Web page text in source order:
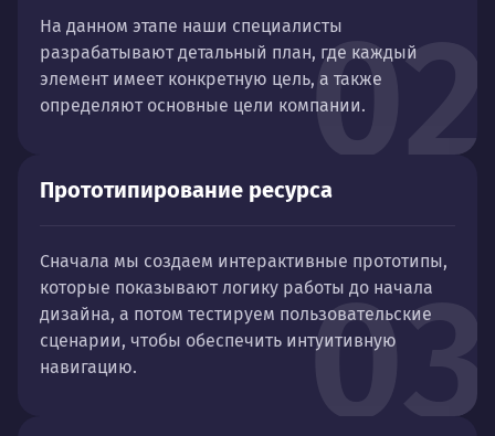
02
На данном этапе наши специалисты
разрабатывают детальный план, где каждый
элемент имеет конкретную цель, а также
определяют основные цели компании.
03
Прототипирование ресурса
Сначала мы создаем интерактивные прототипы,
которые показывают логику работы до начала
дизайна, а потом тестируем пользовательские
сценарии, чтобы обеспечить интуитивную
навигацию.